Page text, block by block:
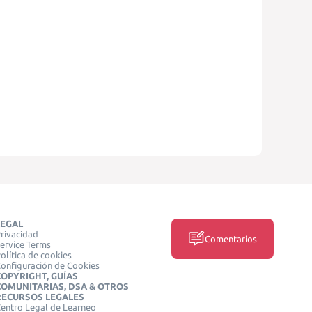
Terms
de cookies
de Cookies
GUÍAS
DSA & OTROS
LEGALES
Legal de Learneo
Comentarios